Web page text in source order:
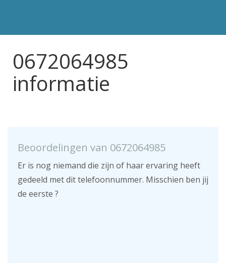
0672064985
informatie
Beoordelingen van 0672064985
Er is nog niemand die zijn of haar ervaring heeft
gedeeld met dit telefoonnummer. Misschien ben jij
de eerste ?